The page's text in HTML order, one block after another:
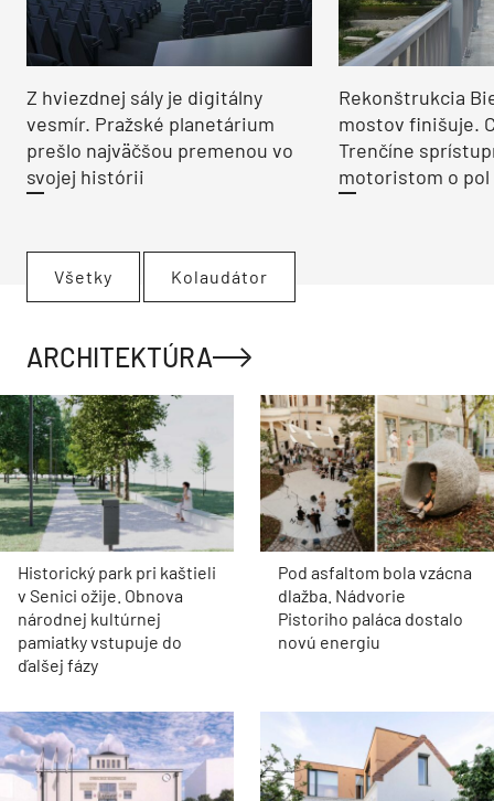
Z hviezdnej sály je digitálny
vesmír. Pražské planetárium
prešlo najväčšou premenou vo
svojej histórii
Rekonštrukcia
mostov finišuje.
Trenčíne
motoristom o pol
Všetky Kolaudátor
ARCHITEKTÚRA
Historický park pri kaštieli
v Senici ožije. Obnova
národnej kultúrnej
pamiatky vstupuje do
ďalšej fázy
Pod asfaltom bola vzácna
dlažba. Nádvorie
Pistoriho paláca dostalo
novú energiu